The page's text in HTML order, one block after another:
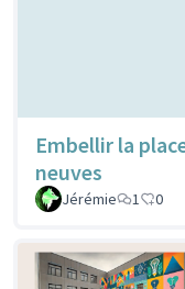
Embellir la
neuves
Jérémie
1 0